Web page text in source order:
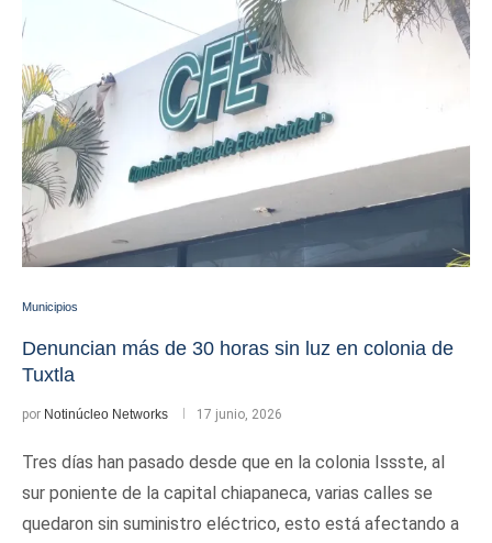
Municipios
Denuncian más de 30 horas sin luz en colonia de
Tuxtla
por Notinúcleo Networks 17 junio, 2026
Tres días han pasado desde que en la colonia Issste, al
sur poniente de la capital chiapaneca, varias calles se
quedaron sin suministro eléctrico, esto está afectando a